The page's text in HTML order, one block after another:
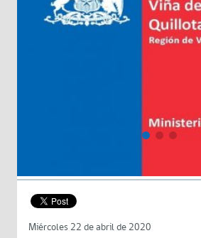
Miércoles 22 de abril de 2020